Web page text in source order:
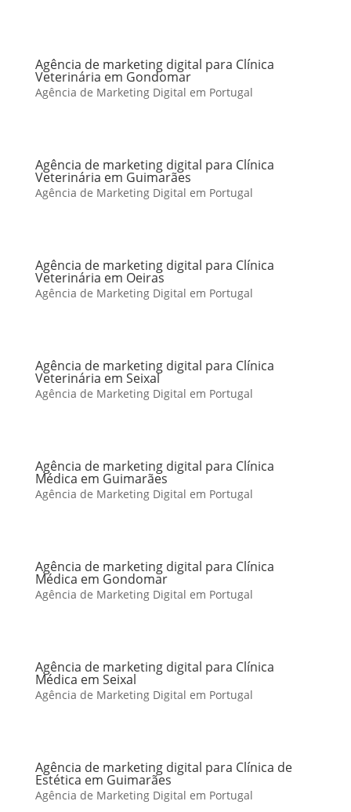
Agência de marketing digital para Clínica
Veterinária em Gondomar
Agência de Marketing Digital em Portugal
Agência de marketing digital para Clínica
Veterinária em Guimarães
Agência de Marketing Digital em Portugal
Agência de marketing digital para Clínica
Veterinária em Oeiras
Agência de Marketing Digital em Portugal
Agência de marketing digital para Clínica
Veterinária em Seixal
Agência de Marketing Digital em Portugal
Agência de marketing digital para Clínica
Médica em Guimarães
Agência de Marketing Digital em Portugal
Agência de marketing digital para Clínica
Médica em Gondomar
Agência de Marketing Digital em Portugal
Agência de marketing digital para Clínica
Médica em Seixal
Agência de Marketing Digital em Portugal
Agência de marketing digital para Clínica de
Estética em Guimarães
Agência de Marketing Digital em Portugal